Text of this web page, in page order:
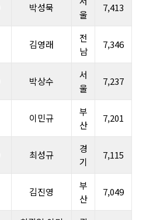
박성묵
울
7,413
김영래
전
남
7,346
박상수
서
울
7,237
이민규
부
산
7,201
최성규
경
기
7,115
김진영
부
산
7,049